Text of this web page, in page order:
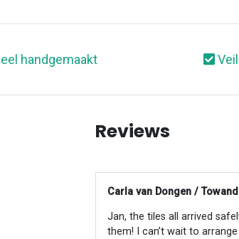
handgemaakt
Reviews
Carla van Dongen /
Jan, the tiles all arrived
them! I can’t wait to